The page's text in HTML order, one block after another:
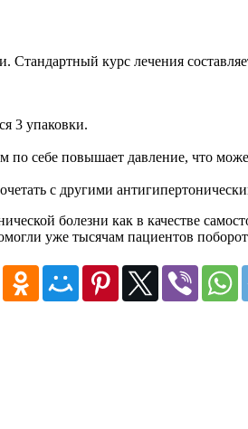
Стандартный курс лечения
3 упаковки.
по себе повышает давление, что
с другими
болезни как в качестве
уже тысячам пациентов